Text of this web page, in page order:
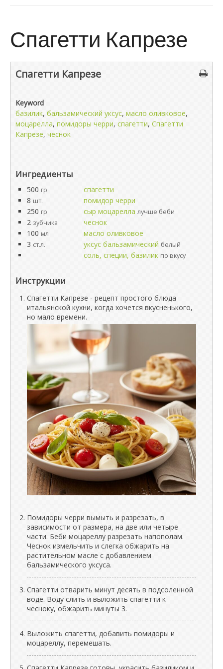
Спагетти Капрезе
Спагетти Капрезе
Keyword
базилик, бальзамический уксус, масло оливковое,
моцарелла, помидоры черри, спагетти, Спагетти
Капрезе, чеснок
Ингредиенты
500 гр
спагетти
8 шт.
помидор черри
250 гр сыр моцарелла лучше беби
2 зубчика
чеснок
100 мл
масло оливковое
3 ст.л. уксус бальзамический белый
соль, специи, базилик по вкусу
Инструкции
Спагетти Капрезе - рецепт простого блюда
итальянской кухни, когда хочется вкусненького,
но мало времени.
Помидоры черри вымыть и разрезать, в
зависимости от размера, на две или четыре
части. Беби моцареллу разрезать напополам.
Чеснок измельчить и слегка обжарить на
растительном масле с добавлением
бальзамического уксуса.
Спагетти отварить минут десять в подсоленной
воде. Воду слить и выложить спагетти к
чесноку, обжарить минуты 3.
Выложить спагетти, добавить помидоры и
моцареллу, перемешать.